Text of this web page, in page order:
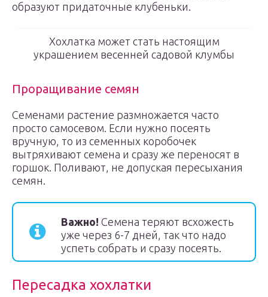
образуют придаточные клубеньки.
Хохлатка может стать настоящим
украшением весенней садовой клумбы
Проращивание семян
Семенами растение размножается часто
просто самосевом. Если нужно посеять
вручную, то из семенных коробочек
вытряхивают семена и сразу же переносят в
горшок. Поливают, не допуская пересыхания
семян.
Важно! Семена теряют всхожесть
уже через 6-7 дней, так что надо
успеть собрать и сразу посеять.
Пересадка хохлатки